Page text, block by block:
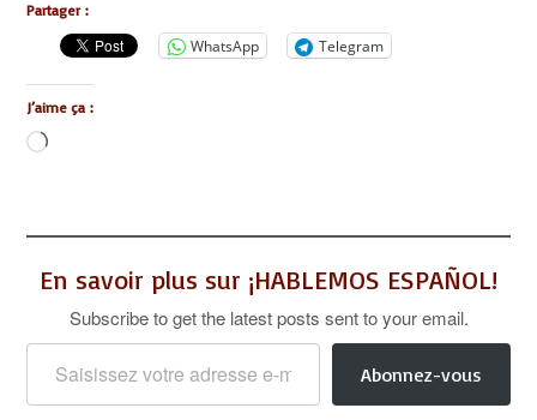
Partager :
WhatsApp Telegram
J’aime ça :
Chargement…
En savoir plus sur ¡HABLEMOS ESPAÑOL!
Subscribe to get the latest posts sent to your email.
Saisissez votre adresse e-mail…
Abonnez-vous